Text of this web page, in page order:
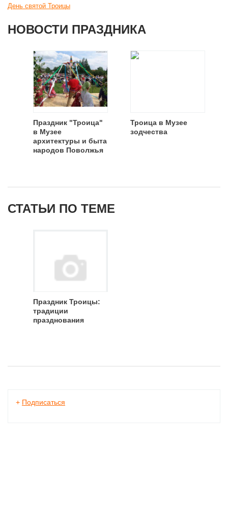
День святой Троицы
НОВОСТИ ПРАЗДНИКА
Праздник "Троица"
в Музее
архитектуры и быта
народов Поволжья
Троица в Музее
зодчества
СТАТЬИ ПО ТЕМЕ
Праздник Троицы:
традиции
празднования
+ Подписаться